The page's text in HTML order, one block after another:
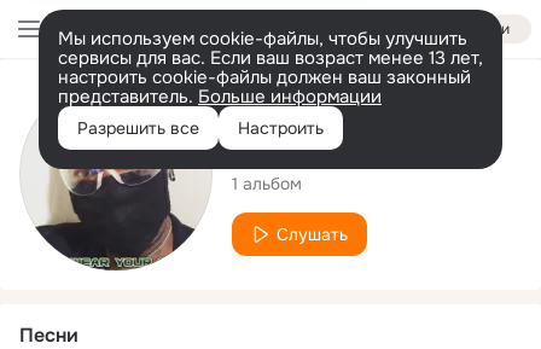
Войти
Мы используем cookie-файлы, чтобы улучшить
сервисы для вас. Если ваш возраст менее 13 лет,
настроить cookie-файлы должен ваш законный
представитель. Больше информации
Разрешить все Настроить
Исполнитель
Cam24/7
1 альбом
Слушать
Песни